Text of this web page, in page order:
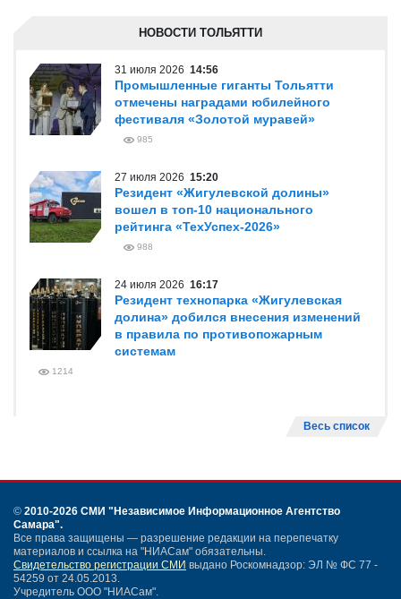
НОВОСТИ ТОЛЬЯТТИ
31 июля 2026 14:56
Промышленные гиганты Тольятти
отмечены наградами юбилейного
фестиваля «Золотой муравей»
985
27 июля 2026 15:20
Резидент «Жигулевской долины»
вошел в топ-10 национального
рейтинга «ТехУспех-2026»
988
24 июля 2026 16:17
Резидент технопарка «Жигулевская
долина» добился внесения изменений
в правила по противопожарным
системам
1214
Весь список
© 2010-2026 СМИ "Независимое Информационное Агентство
Самара".
Все права защищены — разрешение редакции на перепечатку
материалов и ссылка на "НИАСам" обязательны.
Свидетельство регистрации СМИ выдано Роскомнадзор: ЭЛ № ФС 77 -
54259 от 24.05.2013.
Учредитель ООО "НИАСам".